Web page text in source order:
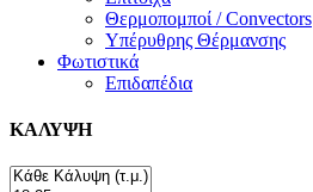
Θερμοπομποί / Convectors
Υπέρυθρης Θέρμανσης
Φωτιστικά
Επιδαπέδια
ΚΑΛΥΨΗ